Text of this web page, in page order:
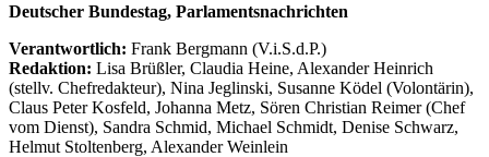
Deutscher Bundestag, Parlamentsnachrichten
Verantwortlich: Frank Bergmann (V.i.S.d.P.)
Redaktion: Lisa Brüßler, Claudia Heine, Alexander Heinrich
(stellv. Chefredakteur), Nina Jeglinski, Susanne Ködel (Volontärin),
Claus Peter Kosfeld, Johanna Metz, Sören Christian Reimer (Chef
vom Dienst), Sandra Schmid, Michael Schmidt, Denise Schwarz,
Helmut Stoltenberg, Alexander Weinlein